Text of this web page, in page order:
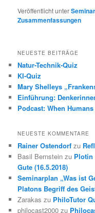
Veröffentlicht unter
Zusammenfassungen
NEUESTE BEITRÄGE
Natur-Technik-Quiz
KI-Quiz
Mary Shelleys
Einführung:
Podcast: When
NEUESTE KOMMENTARE
Rainer Ostendorf zu
Basil Bernstein zu Plotin
Gute (16.5.2018)
Seminarplan „Was ist
Platons Begriff des
Zarakas zu PhiloTutor
philocast2000 zu